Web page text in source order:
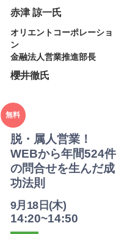
赤津 諒一氏
オリエントコーポレーショ
ン
金融法人営業推進部長
櫻井徹氏
2025年
度
無料
脱・属人営業！
WEBから年間524件
の問合せを生んだ成
功法則
9月18日(木)
14:20~14:50